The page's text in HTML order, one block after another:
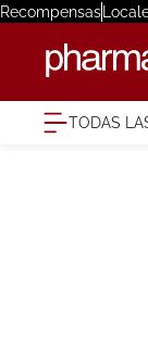
Recompensas
TODAS